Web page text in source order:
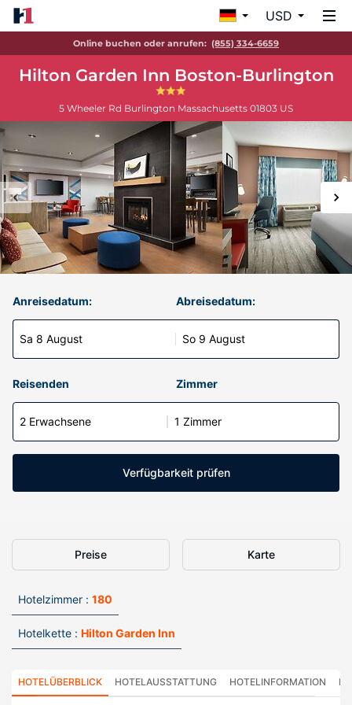
USD
Online buchen oder anrufen: (855) 334-6659
Hilton Garden Inn Boston-Burlington
5 Wheeler Rd Burlington Massachusetts 01803 US
Anreisedatum:
Sa 8 August
Abreisedatum:
So 9 August
Reisenden Zimmer
2 Erwachsene 1 Zimmer
Verfügbarkeit prüfen
Preise Karte
Hotelzimmer : 180
Hotelkette : Hilton Garden Inn
HOTELÜBERBLICK HOTELAUSSTATTUNG HOTELINFORMATION